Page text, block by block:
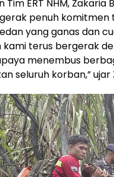
Tim ERT NHM,
penuh komitmen
yang ganas dan
kami terus bergerak
menembus
seluruh korban,” ujar